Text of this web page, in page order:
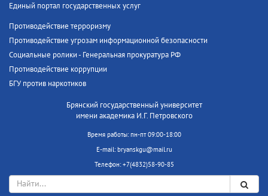
Единый портал государственных услуг
Противодействие терроризму
Противодействие угрозам информационной безопасности
Социальные ролики - Генеральная прокуратура РФ
Противодействие коррупции
БГУ против наркотиков
Брянский государственный университет
имени академика И.Г. Петровского
Время работы: пн-пт 09:00-18:00
E-mail: bryanskgu@mail.ru
Телефон: +7(4832)58-90-85